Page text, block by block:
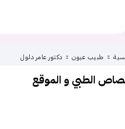
طبيب عيون دكتور عامر دلول
الطبي و الموقع